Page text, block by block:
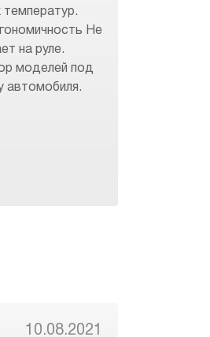
Не
на руле.
моделей под
автомобиля.
10.08.2021